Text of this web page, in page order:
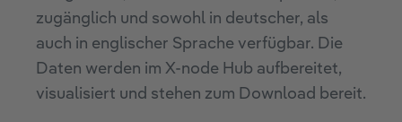
zugänglich und sowohl in deutscher, als
auch in englischer Sprache verfügbar. Die
Daten werden im X-node Hub aufbereitet,
visualisiert und stehen zum Download bereit.